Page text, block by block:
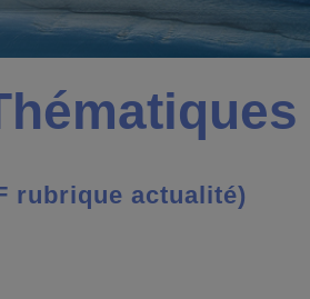
rubrique actualité)